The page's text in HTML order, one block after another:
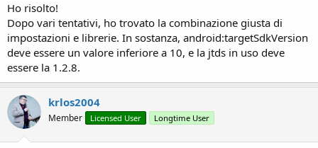
Ho risolto!
Dopo vari tentativi, ho trovato la combinazione giusta di
impostazioni e librerie. In sostanza, android:targetSdkVersion
deve essere un valore inferiore a 10, e la jtds in uso deve
essere la 1.2.8.
krlos2004
Member Licensed User Longtime User